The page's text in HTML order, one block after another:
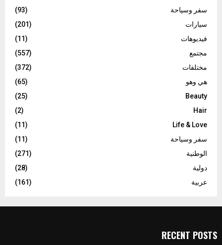
سفر وسياحة
(93)
سيارات
(201)
فيديوهات
(11)
مجتمع
(557)
مختلفات
(372)
هي وهو
(65)
Beauty
(25)
Hair
(2)
Life & Love
(11)
سفر وسياحة
(11)
الوطنية
(271)
دولية
(28)
عربية
(161)
RECENT POSTS